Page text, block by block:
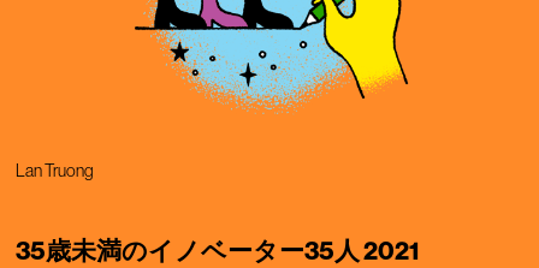
Lan Truong
35歳未満のイノベーター35人 2021